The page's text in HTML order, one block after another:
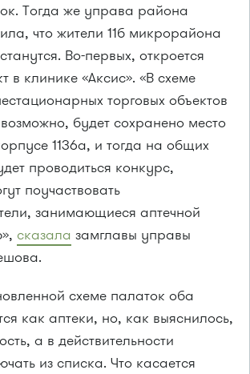
Тогда же управа района
что жители 11б микрорайона
Во-первых, откроется
в клинике «Аксис». «В схеме
торговых объектов
будет сохранено место
1136а, и тогда на общих
проводиться конкурс,
поучаствовать
занимающиеся аптечной
сказала замглавы управы
схеме палаток оба
как аптеки, но, как выяснилось,
а в действительности
из списка. Что касается